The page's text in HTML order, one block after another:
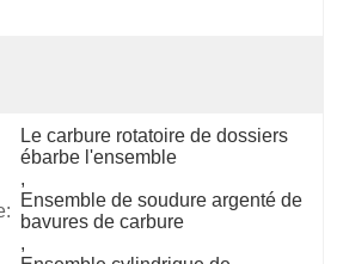
Le carbure rotatoire de dossiers
ébarbe l'ensemble
,
Ensemble de soudure argenté de
bavures de carbure
,